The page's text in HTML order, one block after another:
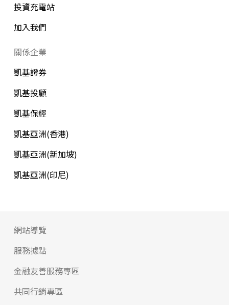
投資充電站
加入我們
關係企業
凱基證券
凱基投顧
凱基保經
凱基亞洲(香港)
凱基亞洲(新加坡)
凱基亞洲(印尼)
網站導覽
服務據點
金融友善服務專區
共同行銷專區